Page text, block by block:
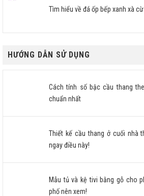
Tìm hiểu về đá ốp bếp xanh xà cừ
HƯỚNG DẪN SỬ DỤNG
Cách tính số bậc cầu thang
chuẩn nhất
Thiết kế cầu thang ở cuối nhà
ngay điều này!
Mẫu tủ và kệ tivi bằng gỗ cho
phố nên xem!